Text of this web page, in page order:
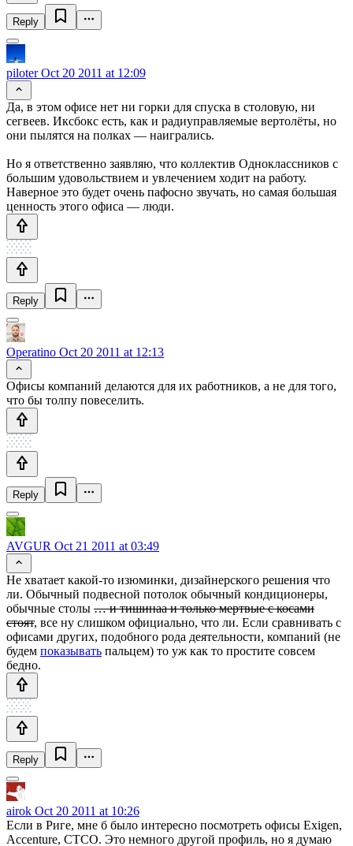
Reply
piloterOct 20 2011 at 12:09
Да, в этом офисе нет ни горки для спуска в столовую, ни
сегвеев. Иксбокс есть, как и радиуправляемые вертолёты, но
они пылятся на полках — наигрались.
Но я ответственно заявляю, что коллектив Одноклассников с
большим удовольствием и увлечением ходит на работу.
Наверное это будет очень пафосно звучать, но самая большая
ценность этого офиса — люди.
Reply
Operatino Oct 20 2011 at 12:13
Офисы компаний делаются для их работников, а не для того,
что бы толпу повеселить.
Reply
AVGUR Oct 21 2011 at 03:49
Не хватает какой-то изюминки, дизайнерского решения что
ли. Обычный подвесной потолок обычный кондиционеры,
обычные столы … и тишинаа и только мертвые с косами
стоят, все ну слишком официально, что ли. Если сравнивать с
офисами других, подобного рода деятельности, компаний (не
будем показывать пальцем) то уж как то простите совсем
бедно.
Reply
airok Oct 20 2011 at 10:26
Если в Риге, мне б было интересно посмотреть офисы Exigen,
Accenture, CTCO. Это немного другой профиль, но я думаю